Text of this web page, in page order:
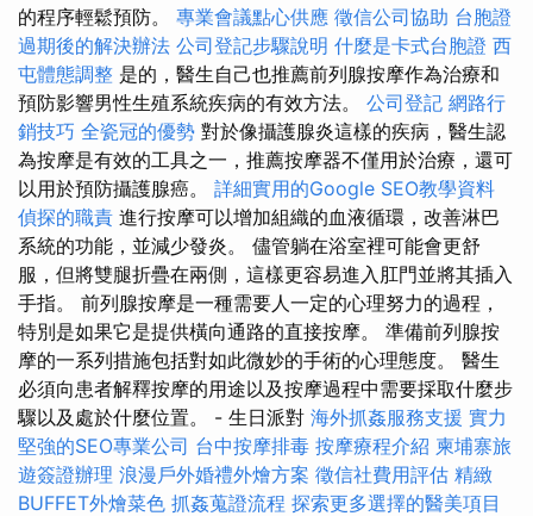
的程序輕鬆預防。 專業會議點心供應 徵信公司協助 台胞證
過期後的解決辦法 公司登記步驟說明 什麼是卡式台胞證 西
屯體態調整 是的，醫生自己也推薦前列腺按摩作為治療和
預防影響男性生殖系統疾病的有效方法。 公司登記 網路行
銷技巧 全瓷冠的優勢 對於像攝護腺炎這樣的疾病，醫生認
為按摩是有效的工具之一，推薦按摩器不僅用於治療，還可
以用於預防攝護腺癌。 詳細實用的Google SEO教學資料
偵探的職責 進行按摩可以增加組織的血液循環，改善淋巴
系統的功能，並減少發炎。 儘管躺在浴室裡可能會更舒
服，但將雙腿折疊在兩側，這樣更容易進入肛門並將其插入
手指。 前列腺按摩是一種需要人一定的心理努力的過程，
特別是如果它是提供橫向通路的直接按摩。 準備前列腺按
摩的一系列措施包括對如此微妙的手術的心理態度。 醫生
必須向患者解釋按摩的用途以及按摩過程中需要採取什麼步
驟以及處於什麼位置。 - 生日派對 海外抓姦服務支援 實力
堅強的SEO專業公司 台中按摩排毒 按摩療程介紹 柬埔寨旅
遊簽證辦理 浪漫戶外婚禮外燴方案 徵信社費用評估 精緻
BUFFET外燴菜色 抓姦蒐證流程 探索更多選擇的醫美項目